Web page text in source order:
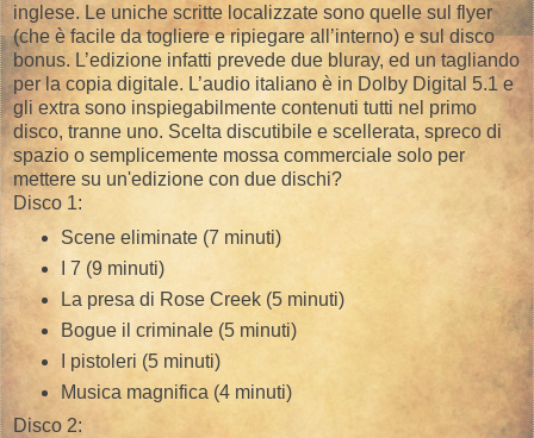
inglese. Le uniche scritte localizzate sono quelle sul flyer
(che è facile da togliere e ripiegare all’interno) e sul disco
bonus. L’edizione infatti prevede due bluray, ed un tagliando
per la copia digitale. L’audio italiano è in Dolby Digital 5.1 e
gli extra sono inspiegabilmente contenuti tutti nel primo
disco, tranne uno. Scelta discutibile e scellerata, spreco di
spazio o semplicemente mossa commerciale solo per
mettere su un'edizione con due dischi?
Disco 1:
Scene eliminate (7 minuti)
I 7 (9 minuti)
La presa di Rose Creek (5 minuti)
Bogue il criminale (5 minuti)
I pistoleri (5 minuti)
Musica magnifica (4 minuti)
Disco 2: